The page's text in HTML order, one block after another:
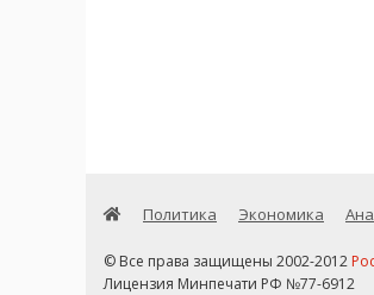
Политика Экономика
© Все права защищены 2002-2012
Лицензия Минпечати РФ №77-6912